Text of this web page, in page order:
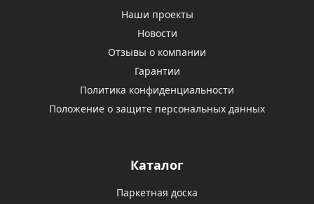
Наши проекты
Новости
Отзывы о компании
Гарантии
Политика конфиденциальности
Положение о защите персональных данных
Каталог
Паркетная доска